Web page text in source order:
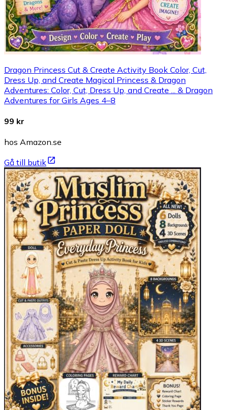
Dragon Princess Cut & Create Activity Book Color, Cut,
Dress Up, and Create Magical Princess & Dragon
Adventures: Color, Cut, Dress Up, and Create ... & Dragon
Adventures for Girls Ages 4–8
99 kr
hos Amazon.se
Gå till butik